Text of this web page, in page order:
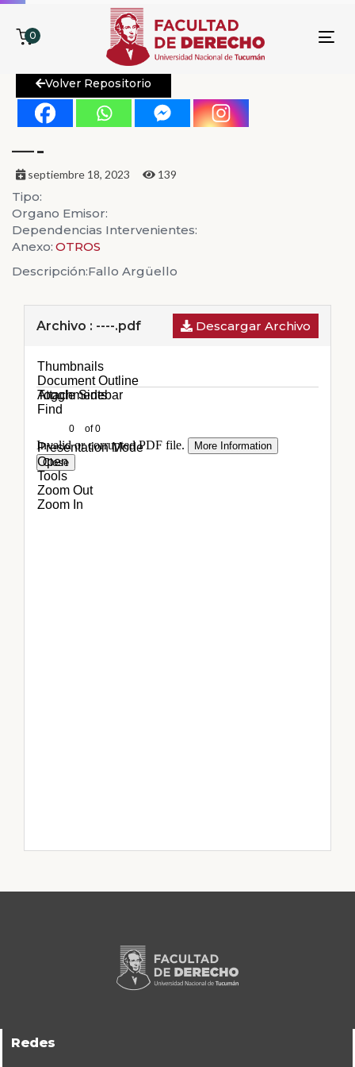
0
Volver Repositorio
—-
septiembre 18, 2023 139
Tipo:
Organo Emisor:
Dependencias Intervenientes:
Anexo: OTROS
Descripción:Fallo Argüello
Archivo : ----.pdf Descargar Archivo
Redes